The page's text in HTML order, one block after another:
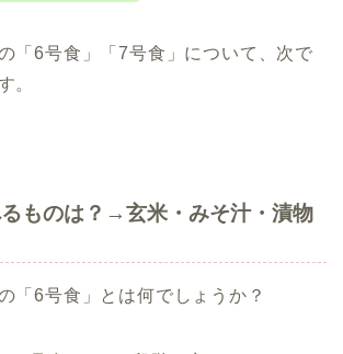
「6号食」「7号食」について、次で
。
ものは？→玄米・みそ汁・漬物
「6号食」とは何でしょうか？